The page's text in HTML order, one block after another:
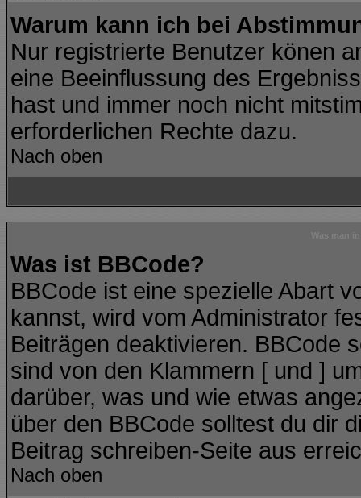
Warum kann ich bei
Nur registrierte Benutzer könen
eine Beeinflussung des
hast und immer noch nicht
erforderlichen Rechte dazu.
Nach oben
Was ist BBCode?
BBCode ist eine spezielle Abart
kannst, wird vom Administrator
Beiträgen deaktivieren. BBCode
sind von den Klammern [ und ]
darüber, was und wie etwas
über den BBCode solltest du dir
Beitrag schreiben-Seite aus
Nach oben